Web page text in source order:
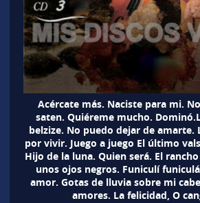
Acércate más. Naciste para mi.
saten. Quiéreme mucho.
belzize. No puedo dejar de amarte.
por vivir. Juego a juego El último
Hijo de la luna. Quien será. El
unos ojos negros. Funiculí
amor. Gotas de lluvia sobre mi
amores. La felicidad, O